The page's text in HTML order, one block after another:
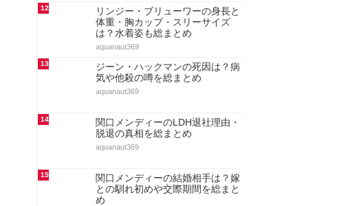
12
リンジー・ブリューワーの身長と
体重・胸カップ・スリーサイズ
は？水着姿も総まとめ
aquanaut369
13
ジーン・ハックマンの死因は？病
気や他殺の噂を総まとめ
aquanaut369
14
関口メンディーのLDH退社理由・
脱退の真相を総まとめ
aquanaut369
15
関口メンディーの結婚相手は？嫁
との馴れ初めや交際期間を総まと
め